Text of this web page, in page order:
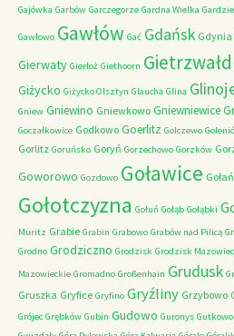
Gajówka Garbów Garczegorze Gardna Wielka
Gawłowo Gawłów Gać Gdańsk Gdynia
Gierwaty Gierłoż Giethoorn Gietrzwałd
Giżycko Giżycko Olsztyn Glaucha Glina
Gniew Gniewino Gniewkowo Gniewniewice
Goczałkowice Godkowo Goerlitz Golczewo
Gorlitz Goruńsko Goryń Gorzechowo Gorzków
Goworowo Gozdowo Goławice
Gołotczyzna Gołuń Gołąb Gołąbki
Muritz Grabie Grabin Grabowo Grabów nad Pilicą
Grodno Grodziczno Grodzisk Grodzisk
Mazowieckie Gromadno Großenhain Grudusk
Gruszka Gryfice Gryfino Gryźliny Grzybowo
Grójec Grębków Gubin Gudowo Guronys Gutkowo